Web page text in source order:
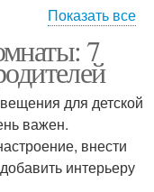
Декоративное
освещение
Показать все
7
для детской
важен.
внести
интерьеру